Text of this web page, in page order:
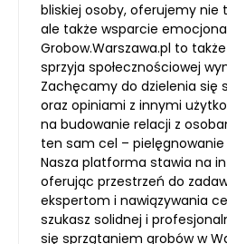
bliskiej osoby, oferujemy nie
ale także wsparcie
Grobow.Warszawa.pl to
sprzyja społecznościowej
Zachęcamy do dzielenia się
oraz opiniami z innymi
na budowanie relacji z
ten sam cel –
Nasza platforma stawia na
oferując przestrzeń do
ekspertom i nawiązywania
szukasz solidnej i
się sprzątaniem grobów w